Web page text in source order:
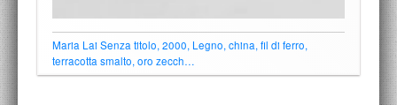
Maria Lai Senza titolo, 2000, Legno, china, fil di ferro,
terracotta smalto, oro zecch…